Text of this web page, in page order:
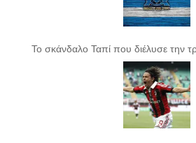
Το σκάνδαλο Ταπί που διέλυσε την